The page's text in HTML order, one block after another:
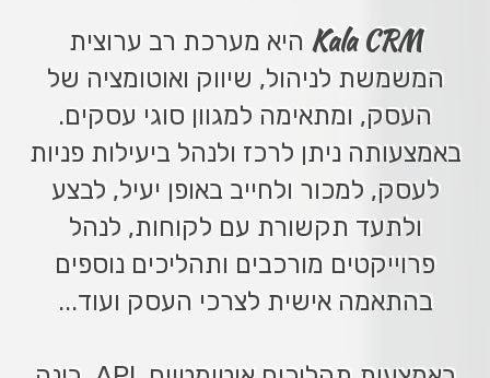
Kala CRM היא מערכת רב ערוצית
המשמשת לניהול, שיווק ואוטומציה של
העסק, ומתאימה למגוון סוגי עסקים.
באמצעותה ניתן לרכז ולנהל ביעילות פניות
לעסק, למכור ולחייב באופן יעיל, לבצע
ולתעד תקשורת עם לקוחות, לנהל
פרוייקטים מורכבים ותהליכים נוספים
בהתאמה אישית לצרכי העסק ועוד...